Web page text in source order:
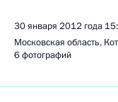
30 января 2012 года
Московская область,
6 фотографий